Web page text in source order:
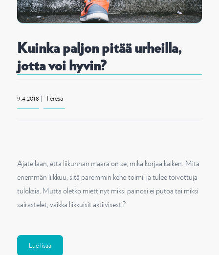
v
i
i
Kuinka paljon pitää urheilla,
jotta voi hyvin?
9.4.2018 | Teresa
Ajatellaan, että liikunnan määrä on se, mikä korjaa kaiken. Mitä
enemmän liikkuu, sitä paremmin keho toimii ja tulee toivottuja
tuloksia. Mutta oletko miettinyt miksi painosi ei putoa tai miksi
sairastelet, vaikka liikkuisit aktiivisesti?
Lue lisää